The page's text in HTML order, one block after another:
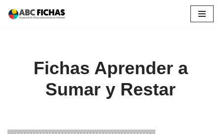
Fichas Aprender a
Sumar y Restar